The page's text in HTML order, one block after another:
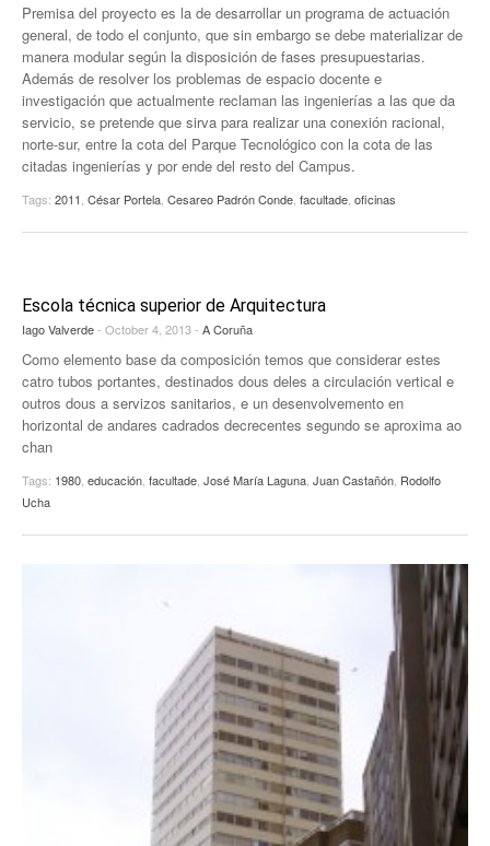
Premisa del proyecto es la de desarrollar un programa de actuación
general, de todo el conjunto, que sin embargo se debe materializar de
manera modular según la disposición de fases presupuestarias.
Además de resolver los problemas de espacio docente e
investigación que actualmente reclaman las ingenierías a las que da
servicio, se pretende que sirva para realizar una conexión racional,
norte-sur, entre la cota del Parque Tecnológico con la cota de las
citadas ingenierías y por ende del resto del Campus.
Tags: 2011 César Portela Cesareo Padrón Conde facultade oficinas
Escola técnica superior de Arquitectura
Iago Valverde- October 4, 2013 - A Coruña
Como elemento base da composición temos que considerar estes
catro tubos portantes, destinados dous deles a circulación vertical e
outros dous a servizos sanitarios, e un desenvolvemento en
horizontal de andares cadrados decrecentes segundo se aproxima ao
chan
Tags: 1980 educación facultade José María Laguna Juan Castañón Rodolfo
Ucha